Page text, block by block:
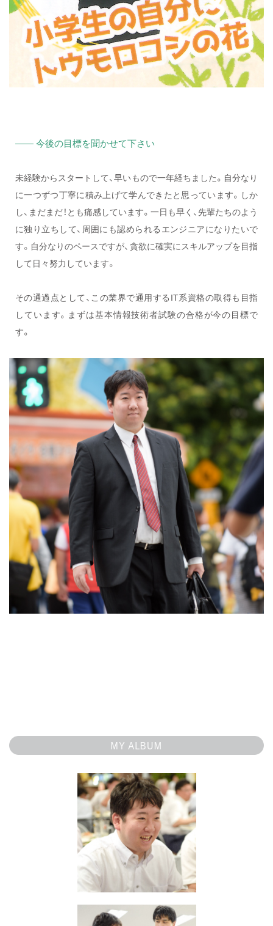
—— 今後の目標を聞かせて下さい
未経験からスタートして、早いもので一年経ちました。自分なり
に一つずつ丁寧に積み上げて学んできたと思っています。しか
し、まだまだ！とも痛感しています。一日も早く、先輩たちのよう
に独り立ちして、周囲にも認められるエンジニアになりたいで
す。自分なりのペースですが、貪欲に確実にスキルアップを目指
して日々努力しています。
その通過点として、この業界で通用するIT系資格の取得も目指
しています。まずは基本情報技術者試験の合格が今の目標で
す。
MY ALBUM